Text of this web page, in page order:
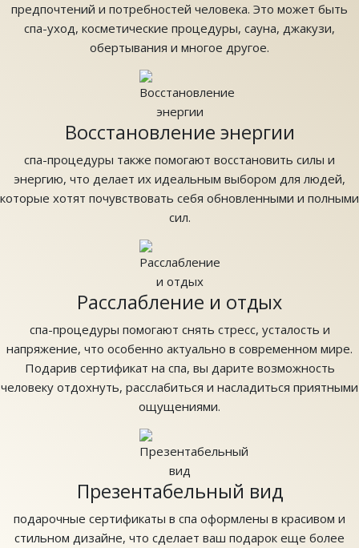
предпочтений и потребностей человека. Это может быть
спа-уход, косметические процедуры, сауна, джакузи,
обертывания и многое другое.
Восстановление энергии
спа-процедуры также помогают восстановить силы и
энергию, что делает их идеальным выбором для людей,
которые хотят почувствовать себя обновленными и полными
сил.
Расслабление и отдых
спа-процедуры помогают снять стресс, усталость и
напряжение, что особенно актуально в современном мире.
Подарив сертификат на спа, вы дарите возможность
человеку отдохнуть, расслабиться и насладиться приятными
ощущениями.
Презентабельный вид
подарочные сертификаты в спа оформлены в красивом и
стильном дизайне, что сделает ваш подарок еще более